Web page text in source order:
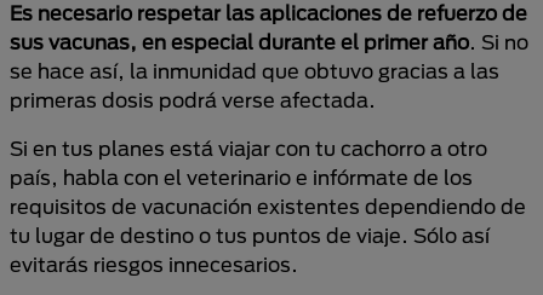
Es necesario respetar las aplicaciones de refuerzo de
sus vacunas, en especial durante el primer año. Si no
se hace así, la inmunidad que obtuvo gracias a las
primeras dosis podrá verse afectada.
Si en tus planes está viajar con tu cachorro a otro
país, habla con el veterinario e infórmate de los
requisitos de vacunación existentes dependiendo de
tu lugar de destino o tus puntos de viaje. Sólo así
evitarás riesgos innecesarios.